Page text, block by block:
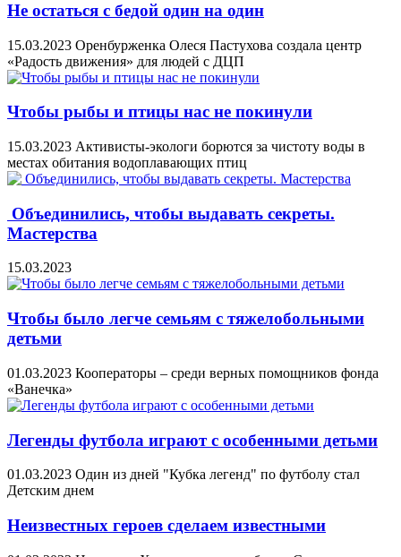
Не остаться с бедой один на один
15.03.2023 Оренбурженка Олеся Пастухова создала центр
«Радость движения» для людей с ДЦП
Чтобы рыбы и птицы нас не покинули
15.03.2023 Активисты-экологи борются за чистоту воды в
местах обитания водоплавающих птиц
Объединились, чтобы выдавать секреты.
Мастерства
15.03.2023
Чтобы было легче семьям с тяжелобольными
детьми
01.03.2023 Кооператоры – среди верных помощников фонда
«Ванечка»
Легенды футбола играют с особенными детьми
01.03.2023 Один из дней "Кубка легенд" по футболу стал
Детским днем
Неизвестных героев сделаем известными